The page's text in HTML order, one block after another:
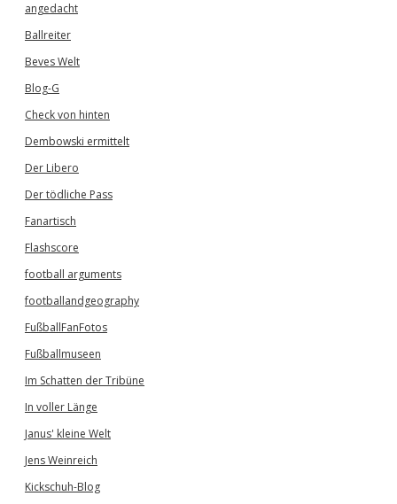
angedacht
Ballreiter
Beves Welt
Blog-G
Check von hinten
Dembowski ermittelt
Der Libero
Der tödliche Pass
Fanartisch
Flashscore
football arguments
footballandgeography
FußballFanFotos
Fußballmuseen
Im Schatten der Tribüne
In voller Länge
Janus' kleine Welt
Jens Weinreich
Kickschuh-Blog